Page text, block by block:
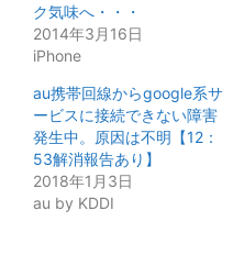
ク気味へ・・・
2014年3月16日
iPhone
au携帯回線からgoogle系サ
ービスに接続できない障害
発生中。原因は不明【12：
53解消報告あり】
2018年1月3日
au by KDDI